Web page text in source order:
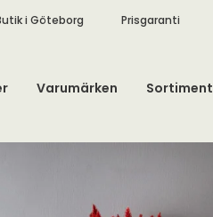
i Göteborg Prisgaranti
Varumärken Sortiment